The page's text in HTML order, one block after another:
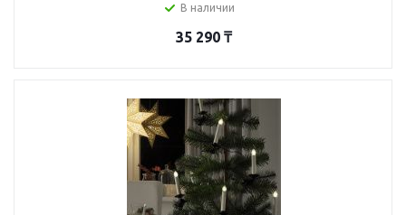
В наличии
35 290₸